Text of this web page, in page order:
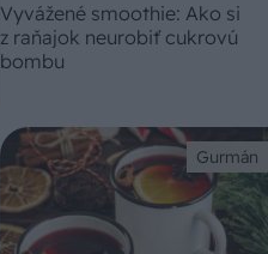
Vyvážené smoothie: Ako si
z raňajok neurobiť cukrovú
bombu
Gurmán